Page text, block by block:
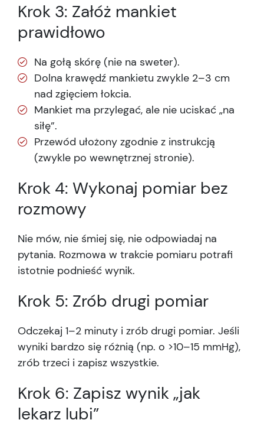
Krok 3: Załóż mankiet
prawidłowo
Na gołą skórę (nie na sweter).
Dolna krawędź mankietu zwykle 2–3 cm
nad zgięciem łokcia.
Mankiet ma przylegać, ale nie uciskać „na
siłę”.
Przewód ułożony zgodnie z instrukcją
(zwykle po wewnętrznej stronie).
Krok 4: Wykonaj pomiar bez
rozmowy
Nie mów, nie śmiej się, nie odpowiadaj na
pytania. Rozmowa w trakcie pomiaru potrafi
istotnie podnieść wynik.
Krok 5: Zrób drugi pomiar
Odczekaj 1–2 minuty i zrób drugi pomiar. Jeśli
wyniki bardzo się różnią (np. o >10–15 mmHg),
zrób trzeci i zapisz wszystkie.
Krok 6: Zapisz wynik „jak
lekarz lubi”